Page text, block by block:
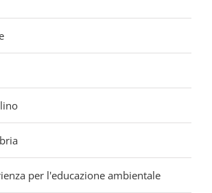
per l'educazione ambientale